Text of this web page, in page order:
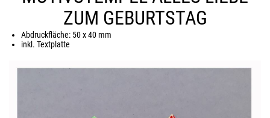
ZUM GEBURTSTAG
Abdruckfläche: 50 x 40 mm
inkl. Textplatte